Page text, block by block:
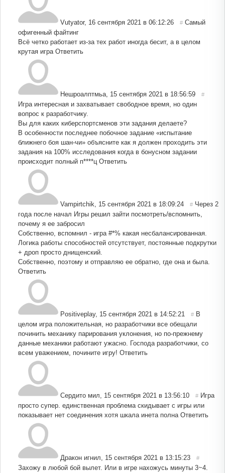
Vutyator, 16 сентября 2021 в 06:12:26 # Самый
офигенный файтинг
Всё четко работает из-за тех работ иногда бесит, а в целом
крутая игра Ответить
Нешроалптмьа, 15 сентября 2021 в 18:56:59 #
Игра интересная и захватывает свободное время, но один
вопрос к разработчику.
Вы для каких киберспортсменов эти задания делаете?
В особенности последнее побочное задание «испытание
ближнего боя шан-чи» объясните как я должен проходить эти
задания на 100% исследования когда в бонусном задании
происходит полный п****ц Ответить
Vampirtchik, 15 сентября 2021 в 18:09:24 # Через 2
года после начал Игры решил зайти посмотреть/вспомнить,
почему я ее забросил
Собственно, вспомнил - игра #*% какая несбалансированная.
Логика работы способностей отсутствует, постоянные подкрутки
+ дроп просто днищенский.
Собственно, поэтому и отправляю ее обратно, где она и была.
Ответить
Positiveplay, 15 сентября 2021 в 14:52:21 # В
целом игра положительная, но разработчики все обещали
починить механику парирования уклонения, но по-прежнему
данные механики работают ужасно. Господа разработчики, со
всем уважением, почините игру! Ответить
Сердито мил, 15 сентября 2021 в 13:56:10 # Игра
просто супер. единственная проблема скидывает с игры или
показывает нет соединения хотя шкала инета полна Ответить
Дракон игнил, 15 сентября 2021 в 13:15:23 #
Захожу в любой бой вылет. Или в игре нахожусь минуты 3~4.